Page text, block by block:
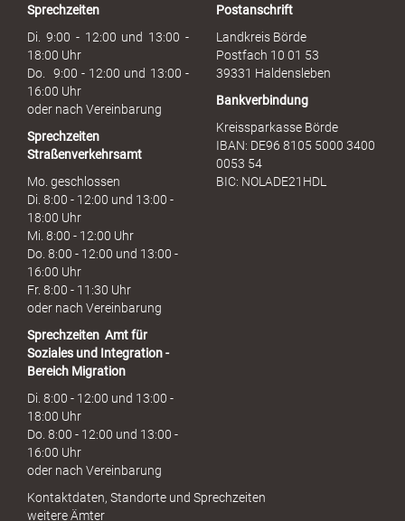
u
h
Sprechzeiten
Di. 9:00 - 12:00 und 13:00 -
18:00 Uhr
Do. 9:00 - 12:00 und 13:00 -
16:00 Uhr
oder nach Vereinbarung
Sprechzeiten
Straßenverkehrsamt
Mo. geschlossen
Di. 8:00 - 12:00 und 13:00 -
18:00 Uhr
Mi. 8:00 - 12:00 Uhr
Do. 8:00 - 12:00 und 13:00 -
16:00 Uhr
Fr. 8:00 - 11:30 Uhr
oder nach Vereinbarung
Sprechzeiten Amt für
Soziales und Integration -
Bereich Migration
Di. 8:00 - 12:00 und 13:00 -
18:00 Uhr
Do. 8:00 - 12:00 und 13:00 -
16:00 Uhr
oder nach Vereinbarung
Postanschrift
Landkreis Börde
Postfach 10 01 53
39331 Haldensleben
Bankverbindung
Kreissparkasse Börde
IBAN: DE96 8105 5000 3400
0053 54
BIC: NOLADE21HDL
Kontaktdaten, Standorte und Sprechzeiten
weitere Ämter